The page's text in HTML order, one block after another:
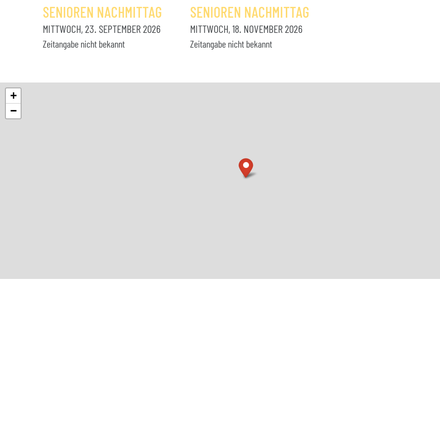
SENIOREN NACHMITTAG
MITTWOCH, 23. SEPTEMBER 2026
Zeitangabe nicht bekannt
SENIOREN NACHMITTAG
MITTWOCH, 18. NOVEMBER 2026
Zeitangabe nicht bekannt
+
−